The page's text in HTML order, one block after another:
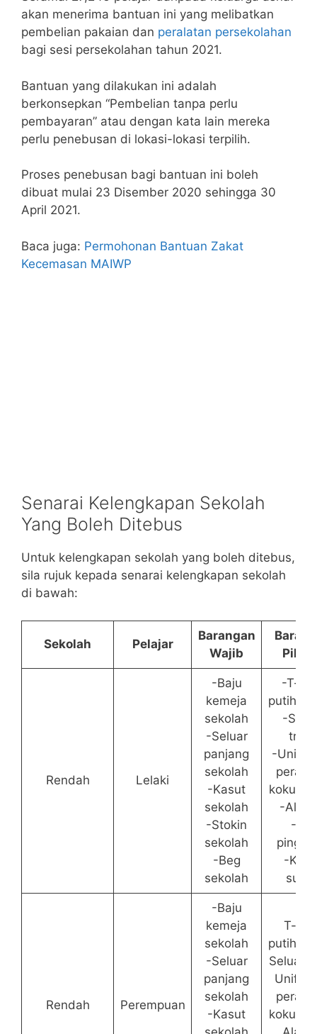
akan menerima bantuan ini yang melibatkan
pembelian pakaian dan peralatan persekolahan
bagi sesi persekolahan tahun 2021.
Bantuan yang dilakukan ini adalah
berkonsepkan “Pembelian tanpa perlu
pembayaran” atau dengan kata lain mereka
perlu penebusan di lokasi-lokasi terpilih.
Proses penebusan bagi bantuan ini boleh
dibuat mulai 23 Disember 2020 sehingga 30
April 2021.
Baca juga: Permohonan Bantuan Zakat
Kecemasan MAIWP
Senarai Kelengkapan Sekolah
Yang Boleh Ditebus
Untuk kelengkapan sekolah yang boleh ditebus,
sila rujuk kepada senarai kelengkapan sekolah
di bawah:
Sekolah Pelajar
Barangan
Wajib
Rendah Lelaki
-Baju
kemeja
sekolah
-Seluar
panjang
sekolah
-Kasut
sekolah
-Stokin
sekolah
-Beg
sekolah
-T-
putih/
-
track
-
-
-Tali
-
Rendah Perempuan
-Baju
kemeja
sekolah
-Seluar
panjang
sekolah
-Kasut
T-
putih/
Seluar